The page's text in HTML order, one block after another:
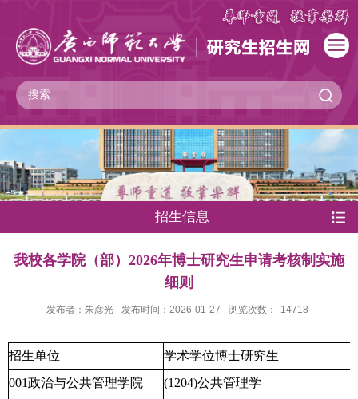
招生信息
我校各学院（部）2026年博士研究生申请考核制实施
细则
发布者：朱彦光 发布时间：2026-01-27 浏览次数： 14718
招生单位
学术学位博士研究生
001政治与公共管理学院
(1204)公共管理学